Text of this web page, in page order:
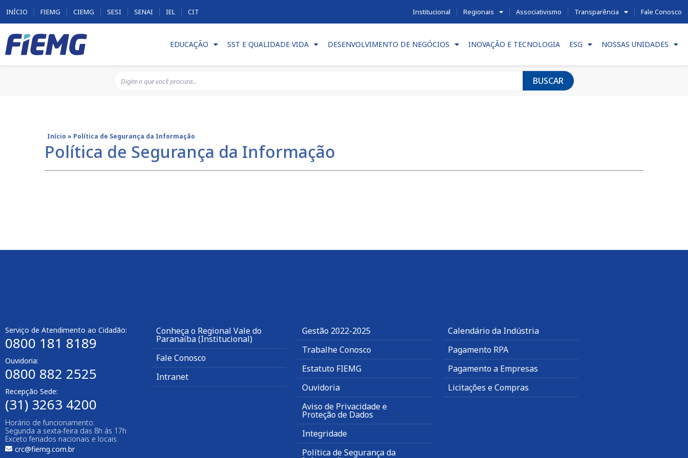
INÍCIO FIEMG CIEMG SESI SENAI IEL CIT Institucional Regionais Associativismo Transparência Fale Conosco
EDUCAÇÃO SST E QUALIDADE VIDA DESENVOLVIMENTO DE NEGÓCIOS INOVAÇÃO E TECNOLOGIA ESG NOSSAS UNIDADES
BUSCAR
Início » Política de Segurança da Informação
Política de Segurança da Informação
Serviço de Atendimento ao Cidadão:
0800 181 8189
Ouvidoria:
0800 882 2525
Recepção Sede:
(31) 3263 4200
Horário de funcionamento:
Segunda a sexta-feira das 8h às 17h
Exceto feriados nacionais e locais.
crc@fiemg.com.br
Conheça o Regional Vale do
Paranaíba (Institucional)
Fale Conosco
Intranet
Gestão 2022-2025
Trabalhe Conosco
Estatuto FIEMG
Ouvidoria
Aviso de Privacidade e
Proteção de Dados
Integridade
Política de Segurança da
Calendário da Indústria
Pagamento RPA
Pagamento a Empresas
Licitações e Compras